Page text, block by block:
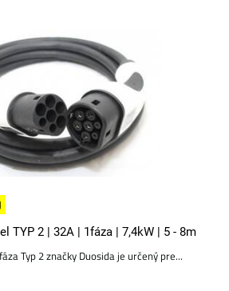
TYP 2 | 32A | 1fáza | 7,4kW | 5 - 8m
Typ 2 značky Duosida je určený pre...